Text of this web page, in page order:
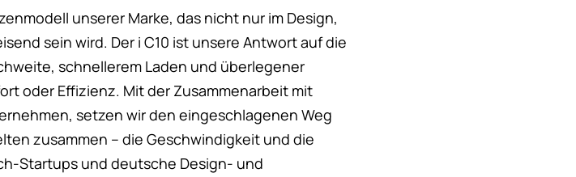
unserer Marke, das nicht nur im Design,
sein wird. Der i C10 ist unsere Antwort auf die
schnellerem Laden und überlegener
oder Effizienz. Mit der Zusammenarbeit mit
setzen wir den eingeschlagenen Weg
zusammen – die Geschwindigkeit und die
Startups und deutsche Design- und